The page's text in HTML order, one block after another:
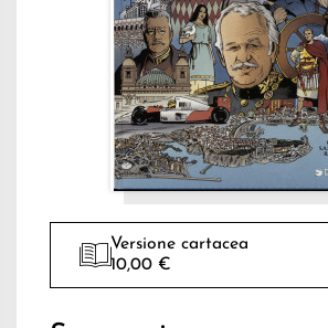
Versione cartacea
10,00 €